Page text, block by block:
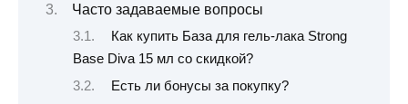
Часто задаваемые вопросы
Как купить База для гель-лака Strong
Base Diva 15 мл со скидкой?
Есть ли бонусы за покупку?